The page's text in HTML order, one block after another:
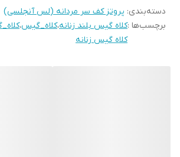
لطفا در گرفتن سریع کار عجله نفرمایید
دسته‌بندی: پروتز کف سر مردانه (لس آنجلسی)
برچسب‌ها :کلاه گیس بلند زنانه،کلاه_گیس،
کلاه گیس زنانه